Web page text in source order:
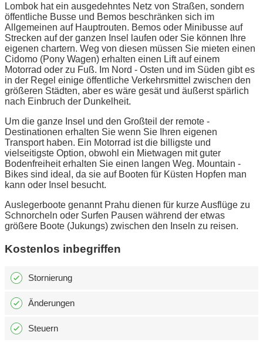
Lombok hat ein ausgedehntes Netz von Straßen, sondern
öffentliche Busse und Bemos beschränken sich im
Allgemeinen auf Hauptrouten. Bemos oder Minibusse auf
Strecken auf der ganzen Insel laufen oder Sie können Ihre
eigenen chartern. Weg von diesen müssen Sie mieten einen
Cidomo (Pony Wagen) erhalten einen Lift auf einem
Motorrad oder zu Fuß. Im Nord - Osten und im Süden gibt es
in der Regel einige öffentliche Verkehrsmittel zwischen den
größeren Städten, aber es wäre gesät und äußerst spärlich
nach Einbruch der Dunkelheit.
Um die ganze Insel und den Großteil der remote -
Destinationen erhalten Sie wenn Sie Ihren eigenen
Transport haben. Ein Motorrad ist die billigste und
vielseitigste Option, obwohl ein Mietwagen mit guter
Bodenfreiheit erhalten Sie einen langen Weg. Mountain -
Bikes sind ideal, da sie auf Booten für Küsten Hopfen man
kann oder Insel besucht.
Auslegerboote genannt Prahu dienen für kurze Ausflüge zu
Schnorcheln oder Surfen Pausen während der etwas
größere Boote (Jukungs) zwischen den Inseln zu reisen.
Kostenlos inbegriffen
Stornierung
Änderungen
Steuern